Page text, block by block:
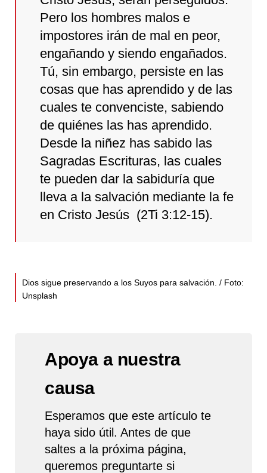
Pero los hombres malos e
impostores irán de mal en peor,
engañando y siendo engañados.
Tú, sin embargo, persiste en las
cosas que has aprendido y de las
cuales te convenciste, sabiendo
de quiénes las has aprendido.
Desde la niñez has sabido las
Sagradas Escrituras, las cuales
te pueden dar la sabiduría que
lleva a la salvación mediante la fe
en Cristo Jesús (2Ti 3:12-15).
Dios sigue preservando a los Suyos para salvación. / Foto:
Unsplash
Apoya a nuestra
causa
Esperamos que este artículo te
haya sido útil. Antes de que
saltes a la próxima página,
queremos preguntarte si